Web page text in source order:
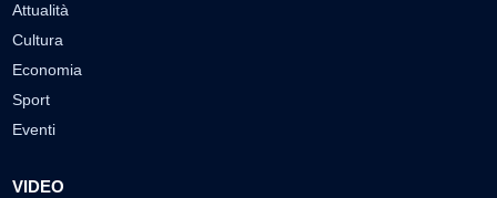
Attualità
Cultura
Economia
Sport
Eventi
VIDEO